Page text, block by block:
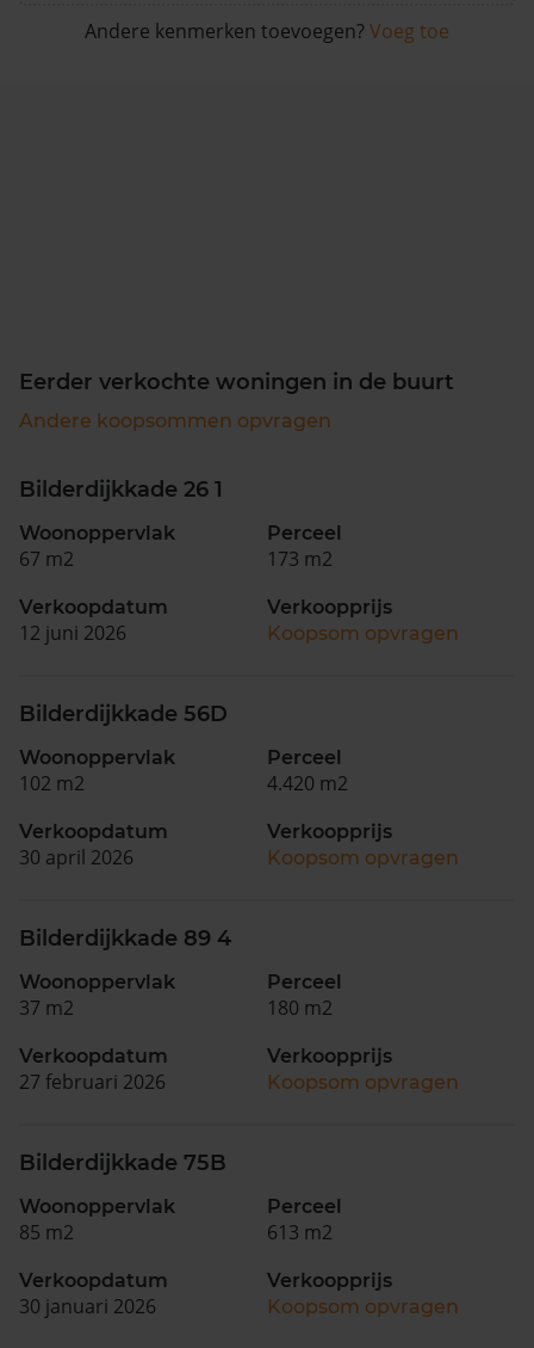
Andere kenmerken toevoegen? Voeg toe
Eerder verkochte woningen in de buurt
Andere koopsommen opvragen
Bilderdijkkade 26 1
Woonoppervlak
67 m2
Perceel
173 m2
Verkoopdatum
12 juni 2026
Verkoopprijs
Koopsom opvragen
Bilderdijkkade 56D
Woonoppervlak
102 m2
Perceel
4.420 m2
Verkoopdatum
30 april 2026
Verkoopprijs
Koopsom opvragen
Bilderdijkkade 89 4
Woonoppervlak
37 m2
Perceel
180 m2
Verkoopdatum
27 februari 2026
Verkoopprijs
Koopsom opvragen
Bilderdijkkade 75B
Woonoppervlak
85 m2
Perceel
613 m2
Verkoopdatum
30 januari 2026
Verkoopprijs
Koopsom opvragen